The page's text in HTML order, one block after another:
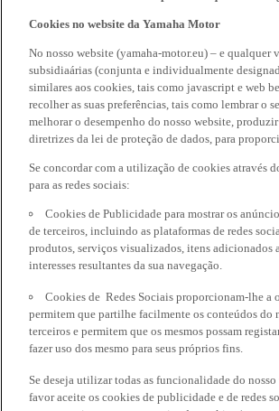
Cookies no website da Yamaha Motor
No nosso website (yamaha-motor.eu) – e qualquer
subsidiaárias (conjunta e individualmente
similares aos cookies, tais como javascript e web
recolher as suas preferências, tais como lembrar o
melhorar o desempenho do nosso website,
diretrizes da lei de proteção de dados, para
Se concordar com a utilização de cookies através
para as redes sociais:
Cookies de Publicidade para mostrar os
de terceiros, incluindo as plataformas de redes
produtos, serviços visualizados, itens adicionados
interesses resultantes da sua navegação.
Cookies de Redes Sociais proporcionam-lhe a
permitem que partilhe facilmente os conteúdos do
terceiros e permitem que os mesmos possam
fazer uso dos mesmo para seus próprios fins.
Se deseja utilizar todas as funcionalidade do
favor aceite os cookies de publicidade e de redes